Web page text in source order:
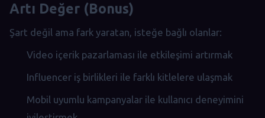
Artı Değer (Bonus)
Şart değil ama fark yaratan, isteğe bağlı olanlar:
Video içerik pazarlaması ile etkileşimi artırmak
Influencer iş birlikleri ile farklı kitlelere ulaşmak
Mobil uyumlu kampanyalar ile kullanıcı deneyimini